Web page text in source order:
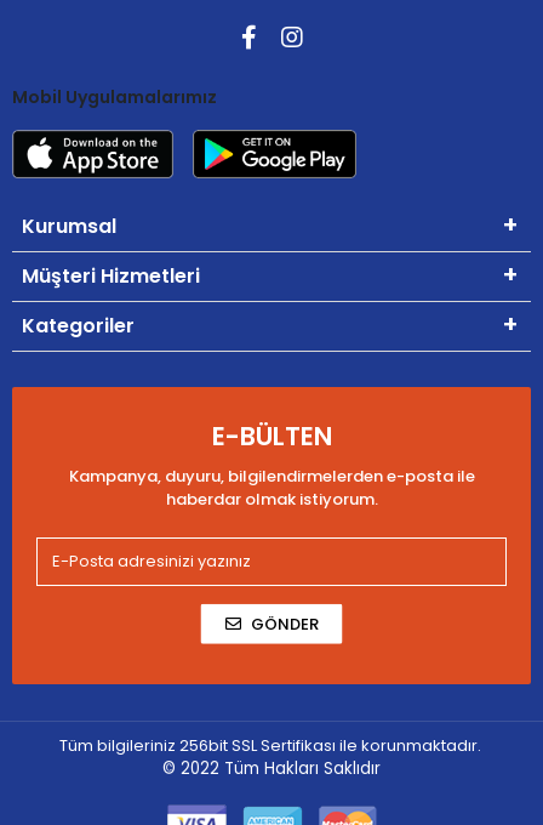
Mobil Uygulamalarımız
Kurumsal
Müşteri Hizmetleri
Kategoriler
E-BÜLTEN
Kampanya, duyuru, bilgilendirmelerden e-posta ile
haberdar olmak istiyorum.
GÖNDER
Tüm bilgileriniz 256bit SSL Sertifikası ile korunmaktadır.
© 2022 Tüm Hakları Saklıdır